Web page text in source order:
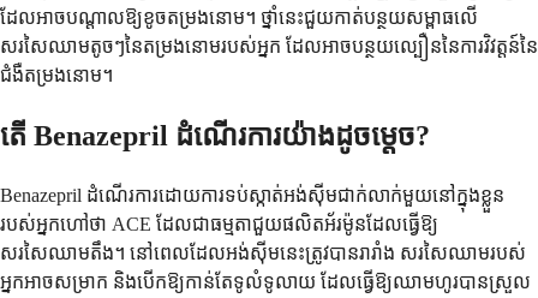
ដែលអាចបណ្តាលឱ្យខូចតម្រងនោម។ ថ្នាំនេះជួយកាត់បន្ថយសម្ពាធលើ
សរសៃឈាមតូចៗនៃតម្រងនោមរបស់អ្នក ដែលអាចបន្ថយល្បឿននៃការវិវត្តន៍នៃ
ជំងឺតម្រងនោម។
តើ Benazepril ដំណើរការយ៉ាងដូចម្តេច?
Benazepril ដំណើរការដោយការទប់ស្កាត់អង់ស៊ីមជាក់លាក់មួយនៅក្នុងខ្លួន
របស់អ្នកហៅថា ACE ដែលជាធម្មតាជួយផលិតអ័រម៉ូនដែលធ្វើឱ្យ
សរសៃឈាមតឹង។ នៅពេលដែលអង់ស៊ីមនេះត្រូវបានរារាំង សរសៃឈាមរបស់
អ្នកអាចសម្រាក និងបើកឱ្យកាន់តែទូលំទូលាយ ដែលធ្វើឱ្យឈាមហូរបានស្រួល